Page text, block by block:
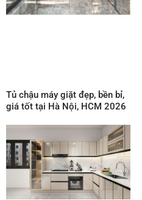
Tủ chậu máy giặt đẹp, bền bỉ,
giá tốt tại Hà Nội, HCM 2026